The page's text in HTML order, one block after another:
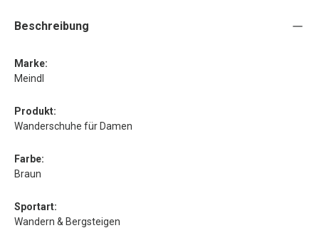
Beschreibung
Marke:
Meindl
Produkt:
Wanderschuhe für Damen
Farbe:
Braun
Sportart:
Wandern & Bergsteigen